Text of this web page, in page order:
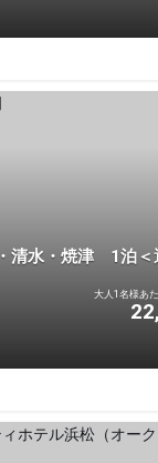
水・焼津 1泊＜
大人1名様あ